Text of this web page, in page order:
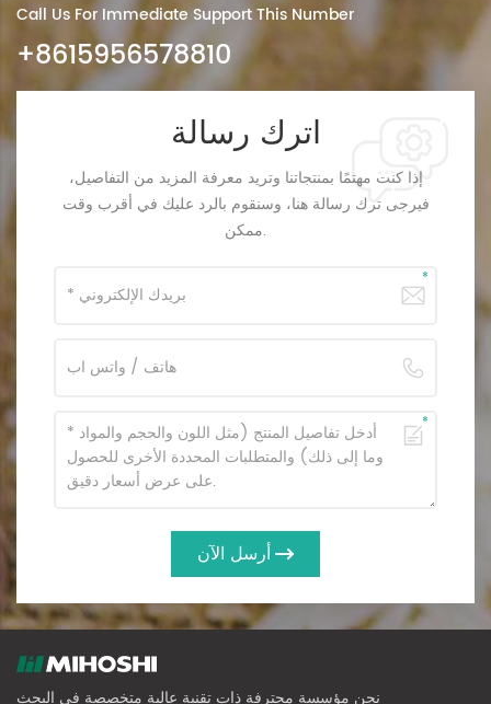
Call Us For Immediate Support This Number
+8615956578810
اترك رسالة
إذا كنت مهتمًا بمنتجاتنا وتريد معرفة المزيد من التفاصيل،
فيرجى ترك رسالة هنا، وسنقوم بالرد عليك في أقرب وقت
ممكن.
أرسل الآن
نحن مؤسسة محترفة ذات تقنية عالية متخصصة في البحث